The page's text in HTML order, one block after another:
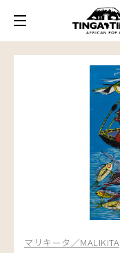
マリキータ／MALIKITA